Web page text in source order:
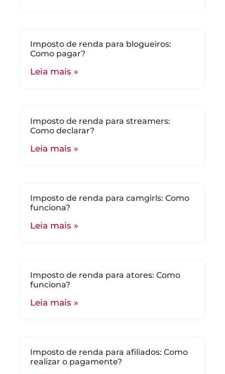
Imposto de renda para blogueiros:
Como pagar?
Leia mais »
Imposto de renda para streamers:
Como declarar?
Leia mais »
Imposto de renda para camgirls: Como
funciona?
Leia mais »
Imposto de renda para atores: Como
funciona?
Leia mais »
Imposto de renda para afiliados: Como
realizar o pagamente?